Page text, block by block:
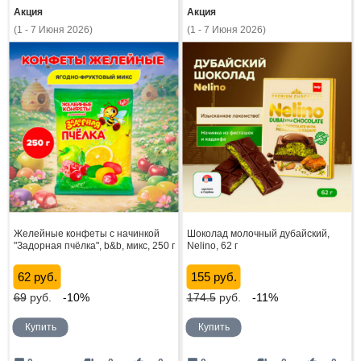
Акция
(1 - 7 Июня 2026)
Желейные конфеты с начинкой
"Задорная пчёлка", b&b, микс, 250 г
62 руб.
69руб. -10%
Купить
Акция
(1 - 7 Июня 2026)
Шоколад молочный дубайский,
Nelino, 62 г
155 руб.
174.5руб. -11%
Купить